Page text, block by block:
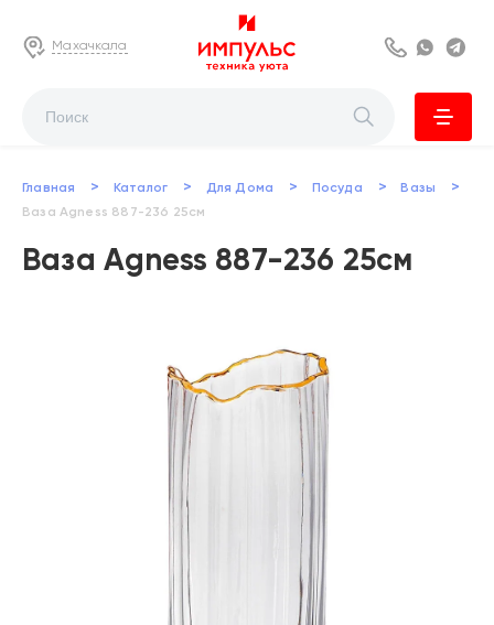
Махачкала 8 800 222 63
Главная > Каталог > Для Дома > Посуда > Вазы >
Ваза Agness 887-236 25см
Ваза Agness 887-236 25см